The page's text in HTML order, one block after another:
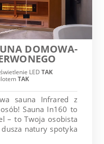
DOMOWA-
LED TAK
TAK
sauna Infrared z
Sauna In160 to
– to Twoja osobista
natury spotyka